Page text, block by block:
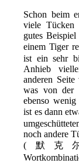
Schon beim
viele Tücken
gutes
einem Tiger
ist ein sehr
Anhieb
anderen
was von der
ebenso
ist es dann
noch andere
(默克尔